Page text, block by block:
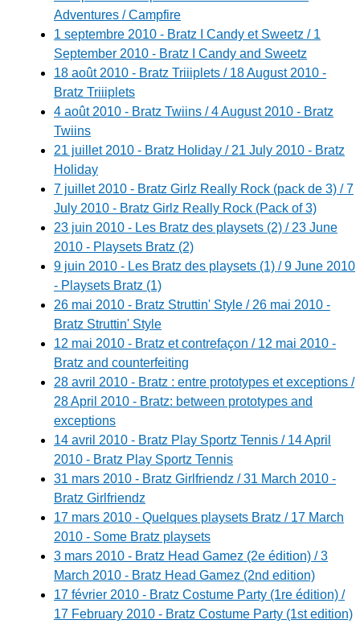
Adventures / Campfire
1 septembre 2010 - Bratz I Candy et Sweetz / 1
September 2010 - Bratz I Candy and Sweetz
18 août 2010 - Bratz Triiiplets / 18 August 2010 -
Bratz Triiiplets
4 août 2010 - Bratz Twiins / 4 August 2010 - Bratz
Twiins
21 juillet 2010 - Bratz Holiday / 21 July 2010 - Bratz
Holiday
7 juillet 2010 - Bratz Girlz Really Rock (pack de 3) / 7
July 2010 - Bratz Girlz Really Rock (Pack of 3)
23 juin 2010 - Les Bratz des playsets (2) / 23 June
2010 - Playsets Bratz (2)
9 juin 2010 - Les Bratz des playsets (1) / 9 June 2010
- Playsets Bratz (1)
26 mai 2010 - Bratz Struttin' Style / 26 mai 2010 -
Bratz Struttin' Style
12 mai 2010 - Bratz et contrefaçon / 12 mai 2010 -
Bratz and counterfeiting
28 avril 2010 - Bratz : entre prototypes et exceptions /
28 April 2010 - Bratz: between prototypes and
exceptions
14 avril 2010 - Bratz Play Sportz Tennis / 14 April
2010 - Bratz Play Sportz Tennis
31 mars 2010 - Bratz Girlfriendz / 31 March 2010 -
Bratz Girlfriendz
17 mars 2010 - Quelques playsets Bratz / 17 March
2010 - Some Bratz playsets
3 mars 2010 - Bratz Head Gamez (2e édition) / 3
March 2010 - Bratz Head Gamez (2nd edition)
17 février 2010 - Bratz Costume Party (1re édition) /
17 February 2010 - Bratz Costume Party (1st edition)